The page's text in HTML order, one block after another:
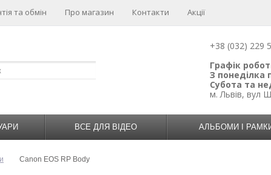
та обмін Про магазин Контакти Акції
+38 (032) 229
Графік
З понеділка
Субота та
м. Львів, вул
ВСЕ ДЛЯ ВІДЕО АЛЬБОМИ І
Canon EOS RP Body